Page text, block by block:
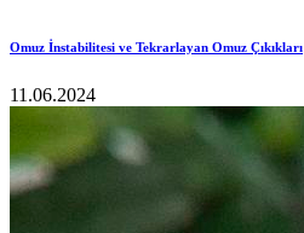
Omuz İnstabilitesi ve Tekrarlayan Omuz Çıkıkları
11.06.2024